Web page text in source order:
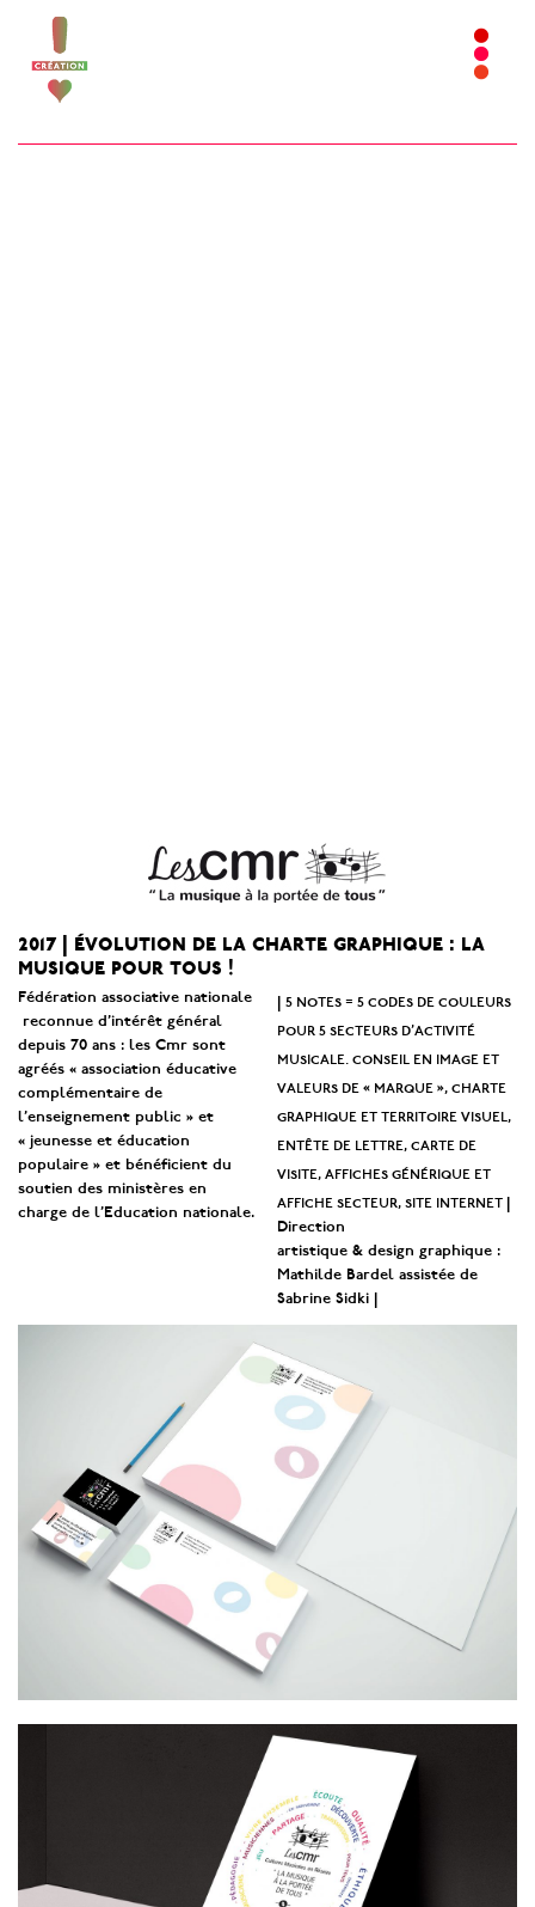
2017 | évolution de la charte graphique : la
musique pour tous !
Fédération associative nationale
reconnue d’intérêt général
depuis 70 ans : les Cmr sont
agréés « association éducative
complémentaire de
l’enseignement public » et
« jeunesse et éducation
populaire » et bénéficient du
soutien des ministères en
charge de l’Education nationale.
|5 notes = 5 codes de couleurs
pour 5 secteurs d’activité
musicale. conseil en image et
valeurs de « marque », charte
graphique et territoire visuel,
entête de lettre, carte de
visite, affiches générique et
affiche secteur, site internet
Direction
artistique & design graphique :
Mathilde Bardel assistée de
Sabrine Sidki |